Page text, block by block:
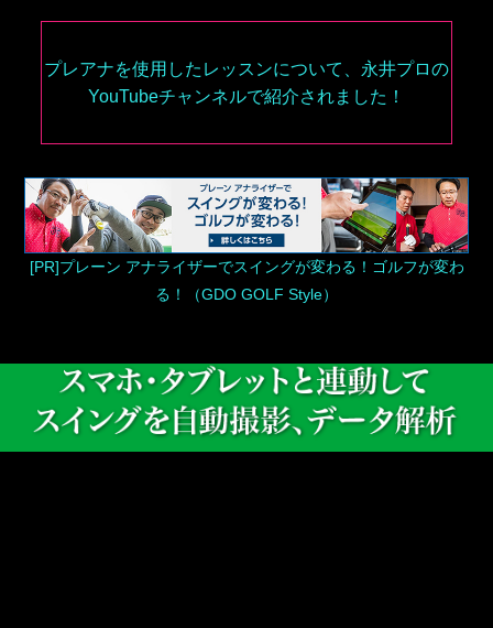
プレアナを使用したレッスンについて、永井プロの
YouTubeチャンネルで紹介されました！
[PR]プレーン アナライザーでスイングが変わる！ゴルフが変わ
る！（GDO GOLF Style）